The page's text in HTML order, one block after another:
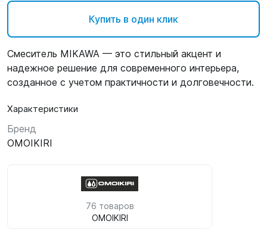
Купить в один клик
Смеситель MIKAWA — это стильный акцент и
надежное решение для современного интерьера,
созданное с учетом практичности и долговечности.
Характеристики
Бренд
OMOIKIRI
76 товаров
OMOIKIRI